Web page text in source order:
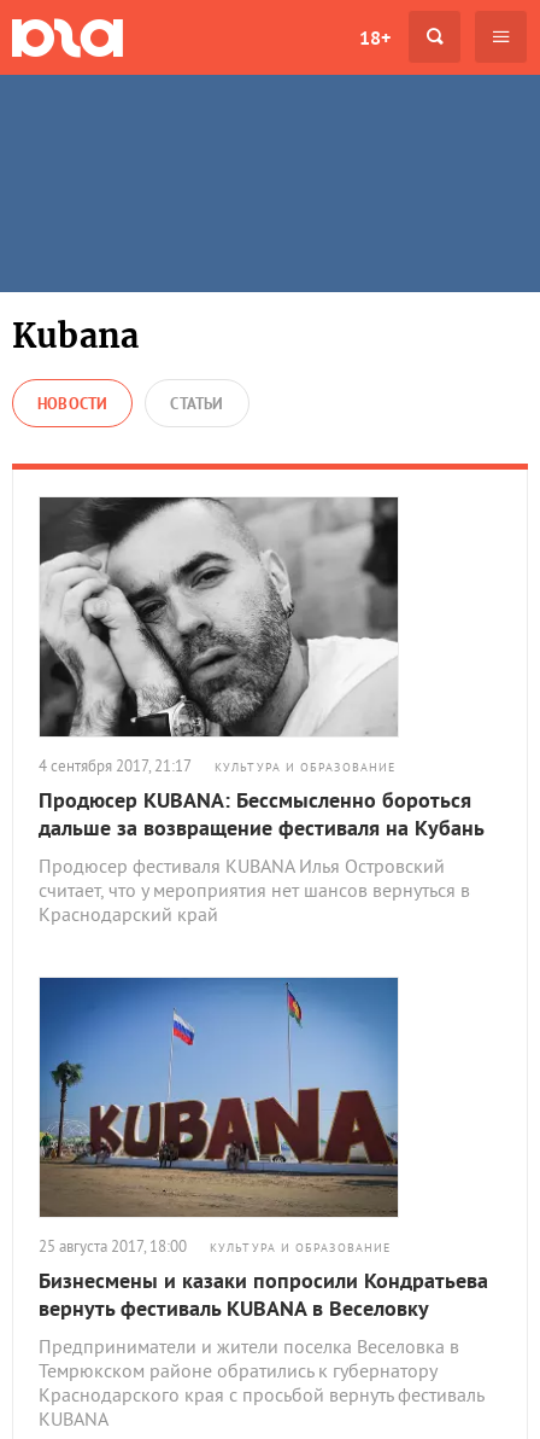
18+
Kubana
НОВОСТИ СТАТЬИ
4 сентября 2017, 21:17 КУЛЬТУРА И ОБРАЗОВАНИЕ
Продюсер KUBANA: Бессмысленно бороться
дальше за возвращение фестиваля на Кубань
Продюсер фестиваля KUBANA Илья Островский
считает, что у мероприятия нет шансов вернуться в
Краснодарский край
25 августа 2017, 18:00 КУЛЬТУРА И ОБРАЗОВАНИЕ
Бизнесмены и казаки попросили Кондратьева
вернуть фестиваль KUBANA в Веселовку
Предприниматели и жители поселка Веселовка в
Темрюкском районе обратились к губернатору
Краснодарского края с просьбой вернуть фестиваль
KUBANA